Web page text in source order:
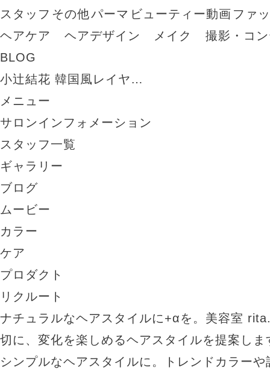
スタッフ その他パーマ ビューティー動画 ファ
ヘアケア
ヘアデザイン メイク
撮影・コ
BLOG
小辻結花 韓国風レイヤ…
メニュー
サロンインフォメーション
スタッフ一覧
ギャラリー
ブログ
ムービー
カラー
ケア
プロダクト
リクルート
ナチュラルなヘアスタイルに+αを。美容室
切に、変化を楽しめるヘアスタイルを提案し
シンプルなヘアスタイルに。トレンドカラー